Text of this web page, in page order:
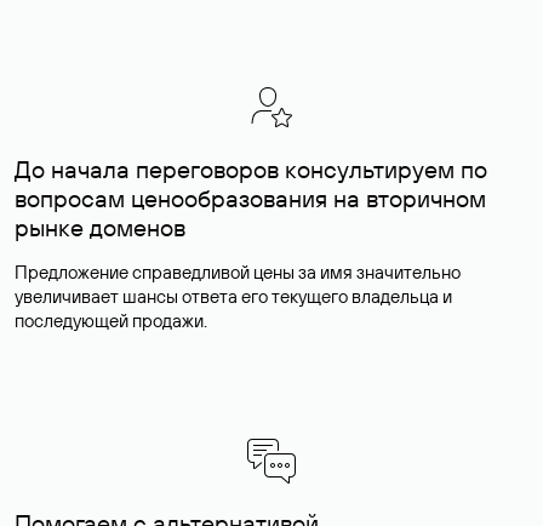
До начала переговоров консультируем по
вопросам ценообразования на вторичном
рынке доменов
Предложение справедливой цены за имя значительно
увеличивает шансы ответа его текущего владельца и
последующей продажи.